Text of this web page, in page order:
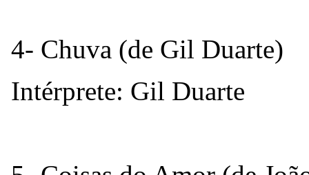
4- Chuva (de Gil Duarte)
Intérprete: Gil Duarte